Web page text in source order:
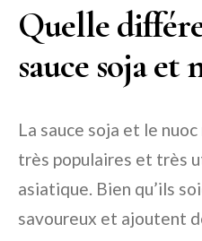
Quelle
sauce soja et
La sauce soja et le
très populaires et très
asiatique. Bien qu’ils
savoureux et ajoutent